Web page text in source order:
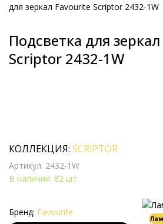
для зеркал Favourite Scriptor 2432-1W
Подсветка для
Scriptor 2432-1W
КОЛЛЕКЦИЯ: SCRIPTOR
Артикул: 2432-1W
В наличии: 82 шт.
Бренд: Favourite